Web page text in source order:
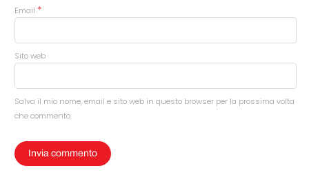
Email *
Sito web
Salva il mio nome, email e sito web in questo browser per la prossima volta
che commento.